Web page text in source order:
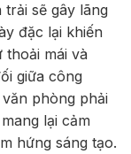
sẽ gây lãng
đặc lại khiến
thoải mái và
giữa công
phòng phải
lại cảm
hứng sáng tạo.